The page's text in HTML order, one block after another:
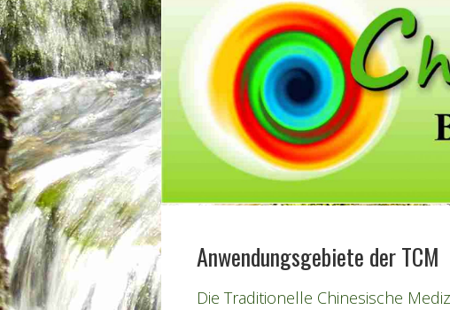
Anwendungsgebiete der TCM
Die Traditionelle Chinesische